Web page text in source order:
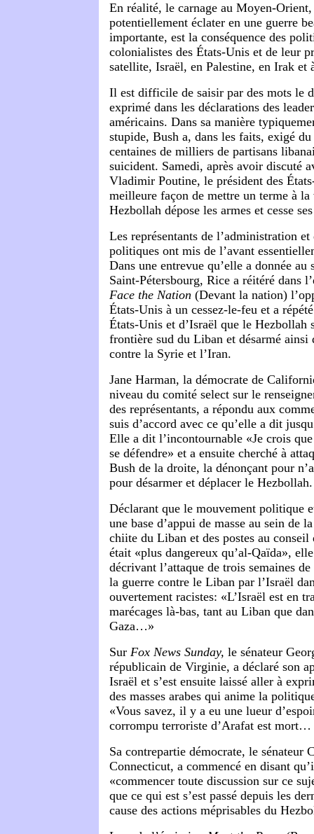
En réalité, le carnage au Moyen-
potentiellement éclater en une guerre
importante, est la conséquence des
colonialistes des États-Unis et de leur
satellite, Israël, en Palestine, en Irak et
Il est difficile de saisir par des mots le
exprimé dans les déclarations des
américains. Dans sa manière
stupide, Bush a, dans les faits, exigé
centaines de milliers de partisans
suicident. Samedi, après avoir discuté
Vladimir Poutine, le président des
meilleure façon de mettre un terme à
Hezbollah dépose les armes et cesse
Les représentants de l’administration
politiques ont mis de l’avant
Dans une entrevue qu’elle a donnée au
Saint-Pétersbourg, Rice a réitéré dans
Face the Nation (Devant la nation)
États-Unis à un cessez-le-feu et a
États-Unis et d’Israël que le Hezbollah
frontière sud du Liban et désarmé ainsi
contre la Syrie et l’Iran.
Jane Harman, la démocrate de
niveau du comité select sur le
des représentants, a répondu aux
suis d’accord avec ce qu’elle a dit
Elle a dit l’incontournable «Je crois
se défendre» et a ensuite cherché à
Bush de la droite, la dénonçant pour
pour désarmer et déplacer le Hezbollah.
Déclarant que le mouvement politique
une base d’appui de masse au sein de
chiite du Liban et des postes au
était «plus dangereux qu’al-Qaïda»,
décrivant l’attaque de trois semaines
la guerre contre le Liban par l’Israël
ouvertement racistes: «L’Israël est en
marécages là-bas, tant au Liban que
Gaza…»
Sur Fox News Sunday, le sénateur
républicain de Virginie, a déclaré son
Israël et s’est ensuite laissé aller à
des masses arabes qui anime la
«Vous savez, il y a eu une lueur
corrompu terroriste d’Arafat est mort…
Sa contrepartie démocrate, le sénateur
Connecticut, a commencé en disant
«commencer toute discussion sur ce
que ce qui est s’est passé depuis les
cause des actions méprisables du